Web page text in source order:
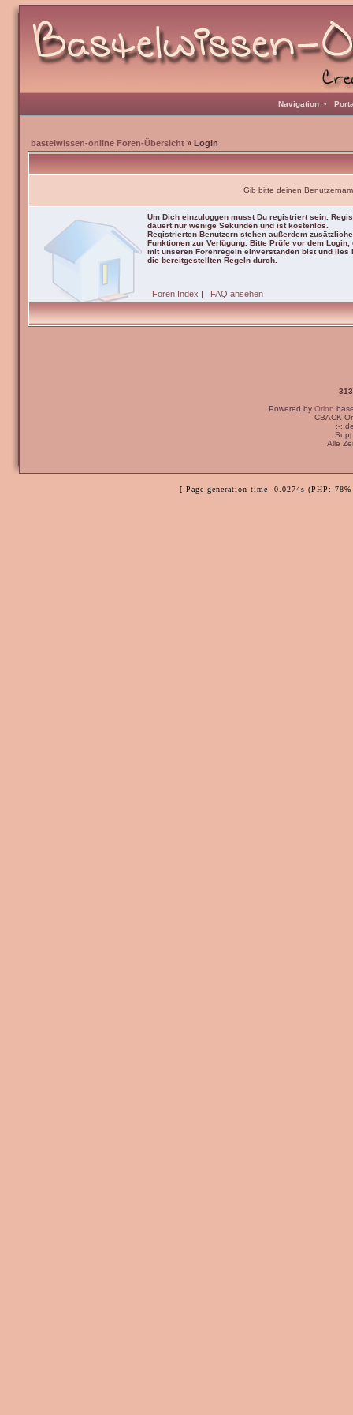
Navigation •
bastelwissen-online Foren-Übersicht » Login
Gib bitte deinen
Um Dich einzuloggen musst Du registriert sein.
dauert nur wenige Sekunden und ist kostenlos.
Registrierten Benutzern stehen außerdem zusätzliche
Funktionen zur Verfügung. Bitte Prüfe vor dem Login,
mit unseren Forenregeln einverstanden bist und lies
die bereitgestellten Regeln durch.
Foren Index | FAQ ansehen
Powered by Orion
CBACK
:-:
Alle
[ Page generation time: 0.0274s (PHP: